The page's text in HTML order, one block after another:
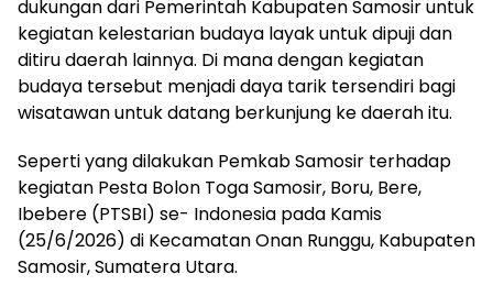
dukungan dari Pemerintah Kabupaten Samosir untuk
kegiatan kelestarian budaya layak untuk dipuji dan
ditiru daerah lainnya. Di mana dengan kegiatan
budaya tersebut menjadi daya tarik tersendiri bagi
wisatawan untuk datang berkunjung ke daerah itu.
Seperti yang dilakukan Pemkab Samosir terhadap
kegiatan Pesta Bolon Toga Samosir, Boru, Bere,
Ibebere (PTSBI) se- Indonesia pada Kamis
(25/6/2026) di Kecamatan Onan Runggu, Kabupaten
Samosir, Sumatera Utara.